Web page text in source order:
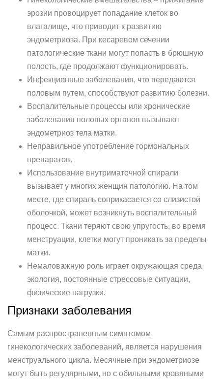
эрозии провоцирует попадание клеток во
влагалище, что приводит к развитию
эндометриоза. При кесаревом сечении
патологические ткани могут попасть в брюшную
полость, где продолжают функционировать.
Инфекционные заболевания, что передаются
половым путем, способствуют развитию болезни.
Воспалительные процессы или хронические
заболевания половых органов вызывают
эндометриоз тела матки.
Неправильное употребление гормональных
препаратов.
Использование внутриматочной спирали
вызывает у многих женщин патологию. На том
месте, где спираль соприкасается со слизистой
оболочкой, может возникнуть воспалительный
процесс. Ткани теряют свою упругость, во время
менструации, клетки могут проникать за пределы
матки.
Немаловажную роль играет окружающая среда,
экология, постоянные стрессовые ситуации,
физические нагрузки.
Признаки заболевания
Самым распространенным симптомом
гинекологических заболеваний, является нарушения
менструального цикла. Месячные при эндометриозе
могут быть регулярными, но с обильными кровяными